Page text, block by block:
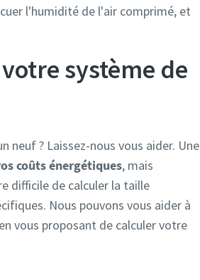
l'humidité de l'air comprimé, et
système de
neuf ? Laissez-nous vous aider. Une
coûts énergétiques, mais
difficile de calculer la taille
Nous pouvons vous aider à
vous proposant de calculer votre